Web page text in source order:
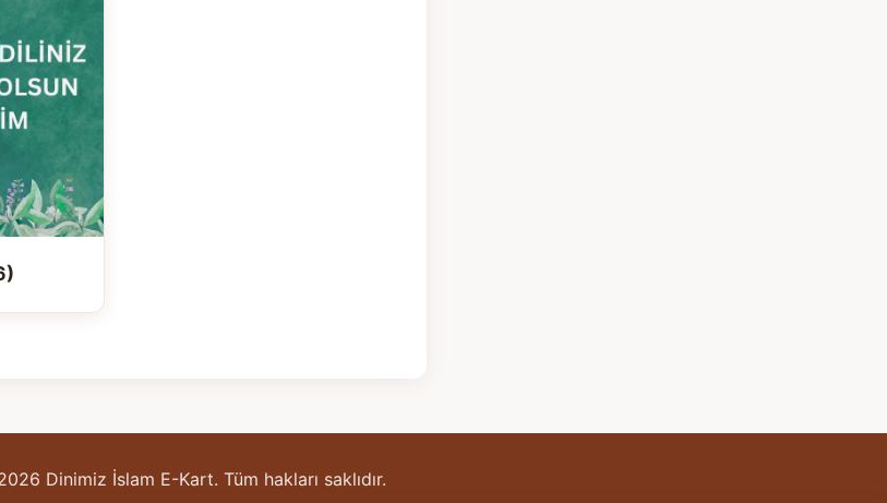
Dinimiz İslam E-Kart. Tüm hakları saklıdır.